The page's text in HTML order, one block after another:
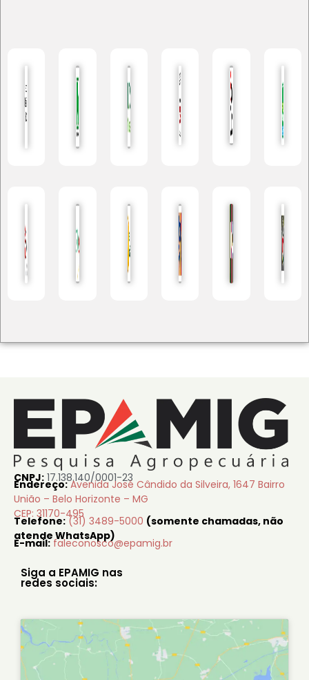
CNPJ: 17.138.140/0001-23
Endereço: Avenida José Cândido da Silveira, 1647 Bairro
União – Belo Horizonte – MG
CEP: 31170-495
Telefone: (31) 3489-5000 (somente chamadas, não
atende WhatsApp)
E-mail: faleconosco@epamig.br
Siga a EPAMIG nas
redes sociais: